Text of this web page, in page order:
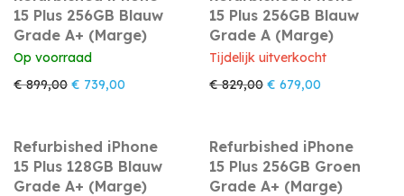
15 Plus 256GB Blauw
Grade A+ (Marge)
Op voorraad
€899,00 Oorspronkelijke prijs was: € 899,00.
€ 739,00 Huidige prijs is: € 739,00.
15 Plus 256GB Blauw
Grade A (Marge)
Tijdelijk uitverkocht
€829,00 Oorspronkelijke prijs
€ 679,00
Refurbished iPhone
15 Plus 128GB Blauw
Grade A+ (Marge)
Refurbished iPhone
15 Plus 256GB Groen
Grade A+ (Marge)